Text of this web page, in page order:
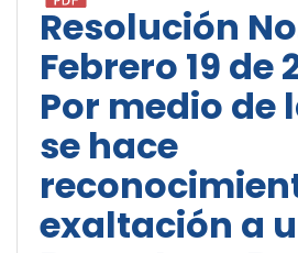
Resolución
Febrero 19 de
Por medio de
se hace
exaltación a